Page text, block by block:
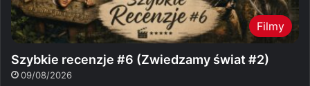
Filmy
Szybkie recenzje #6 (Zwiedzamy świat #2)
09/08/2026